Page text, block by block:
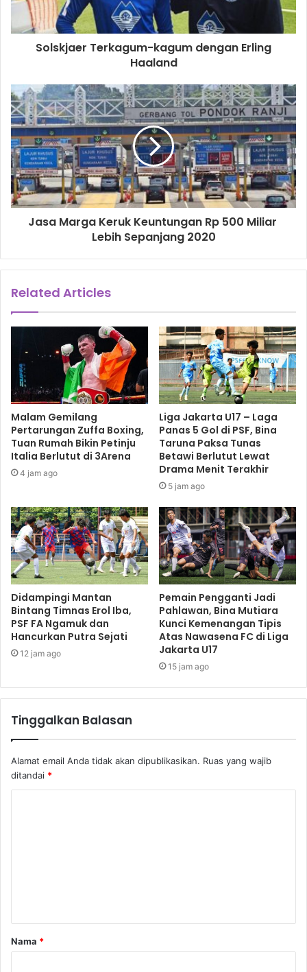
Maret 2021. TC ini bagian dari persiapan menghadapi
berbagai event internasional sepanjang 2021, termasuk
SEA Games 2021 Vietnam.
SEA Games 2021
timnas wanita indonesia
Solskjaer Terkagum-kagum dengan Erling
Haaland
Jasa Marga Keruk Keuntungan Rp 500 Miliar
Lebih Sepanjang 2020
Related Articles
Malam Gemilang
Pertarungan Zuffa Boxing,
Tuan Rumah Bikin Petinju
Italia Berlutut di 3Arena
4 jam ago
Liga Jakarta U17 – Laga
Panas 5 Gol di PSF, Bina
Taruna Paksa Tunas
Betawi Berlutut Lewat
Drama Menit Terakhir
5 jam ago
Didampingi Mantan
Bintang Timnas Erol Iba,
PSF FA Ngamuk dan
Hancurkan Putra Sejati
12 jam ago
Pemain Pengganti Jadi
Pahlawan, Bina Mutiara
Kunci Kemenangan Tipis
Atas Nawasena FC di Liga
Jakarta U17
15 jam ago
Tinggalkan Balasan
Alamat email Anda tidak akan dipublikasikan. Ruas yang wajib
ditandai *
Nama *